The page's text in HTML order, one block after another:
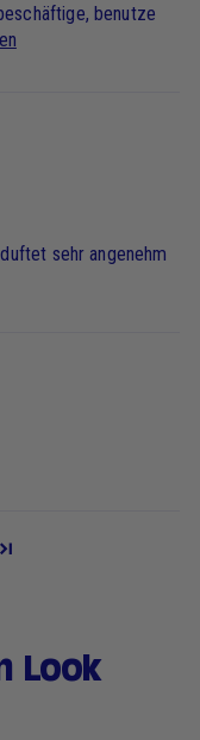
benutze
sehr angenehm
Look